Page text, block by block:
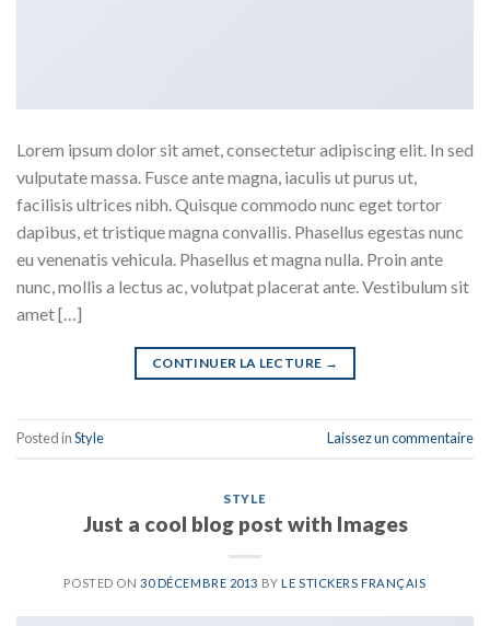
Lorem ipsum dolor sit amet, consectetur adipiscing elit. In sed
vulputate massa. Fusce ante magna, iaculis ut purus ut,
facilisis ultrices nibh. Quisque commodo nunc eget tortor
dapibus, et tristique magna convallis. Phasellus egestas nunc
eu venenatis vehicula. Phasellus et magna nulla. Proin ante
nunc, mollis a lectus ac, volutpat placerat ante. Vestibulum sit
amet […]
CONTINUER LA LECTURE →
Posted inStyle Laissez un commentaire
STYLE
Just a cool blog post with Images
POSTED ON30 DÉCEMBRE 2013 BYLE STICKERS FRANÇAIS